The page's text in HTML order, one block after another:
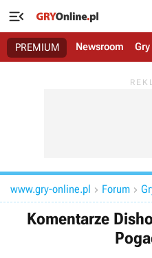

PREMIUM Newsroom Gry
www.gry-online.pl  Forum 
Komentarze